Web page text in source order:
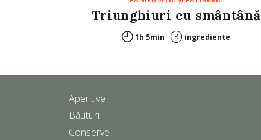
Triunghiuri cu smântână
1h 5min 8 ingrediente
Aperitive
Băuturi
Conserve